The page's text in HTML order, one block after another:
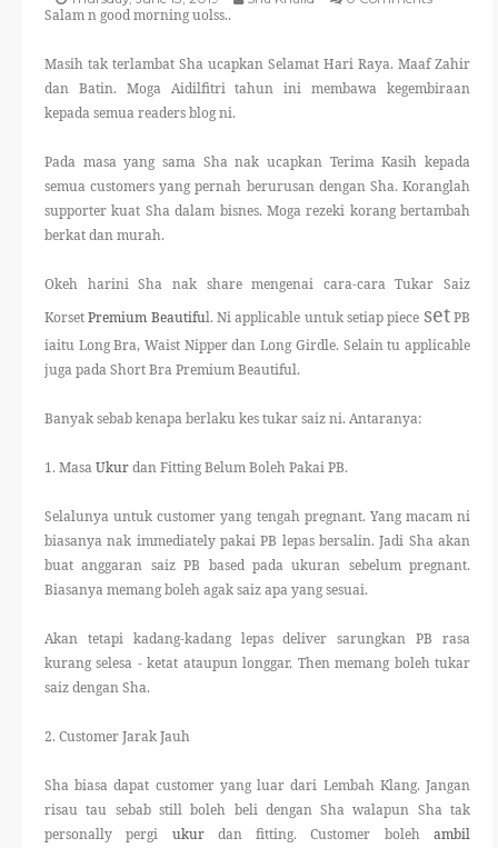
THERAPANTS
THERAVEST
CONTACT ME
Salam n good morning uolss..
Masih tak terlambat Sha ucapkan Selamat Hari Raya. Maaf Zahir
dan Batin. Moga Aidilfitri tahun ini membawa kegembiraan
kepada semua readers blog ni.
Pada masa yang sama Sha nak ucapkan Terima Kasih kepada
semua customers yang pernah berurusan dengan Sha. Koranglah
supporter kuat Sha dalam bisnes. Moga rezeki korang bertambah
berkat dan murah.
Okeh harini Sha nak share mengenai cara-cara Tukar Saiz
KorsetPremium Beautiful. Ni applicable untuk setiap piece setPB
iaitu Long Bra, Waist Nipper dan Long Girdle. Selain tu applicable
juga pada Short Bra Premium Beautiful.
Banyak sebab kenapa berlaku kes tukar saiz ni. Antaranya:
1. MasaUkurdan Fitting Belum Boleh Pakai PB.
Selalunya untuk customer yang tengah pregnant. Yang macam ni
biasanya nak immediately pakai PB lepas bersalin. Jadi Sha akan
buat anggaran saiz PB based pada ukuran sebelum pregnant.
Biasanya memang boleh agak saiz apa yang sesuai.
Akan tetapi kadang-kadang lepas deliver sarungkan PB rasa
kurang selesa - ketat ataupun longgar. Then memang boleh tukar
saiz dengan Sha.
2. Customer Jarak Jauh
Sha biasa dapat customer yang luar dari Lembah Klang. Jangan
risau tau sebab still boleh beli dengan Sha walapun Sha tak
personally pergi ukurdan fitting. Customer bolehambil